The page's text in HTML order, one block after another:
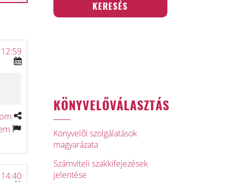
KÖNYVELŐVÁLASZTÁS
Könyvelői szolgálatások
magyarázata
Számviteli szakkifejezések
jelentése